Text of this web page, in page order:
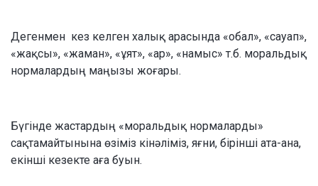
Дегенмен кез келген халық арасында «обал», «сауап»,
«жақсы», «жаман», «ұят», «ар», «намыс» т.б. моральдық
нормалардың маңызы жоғары.
Бүгінде жастардың «моральдық нормаларды»
сақтамайтынына өзіміз кінәліміз, яғни, бірінші ата-ана,
екінші кезекте аға буын.